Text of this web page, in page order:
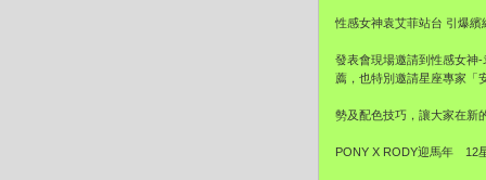
性感女神袁艾菲站台 引爆繽
發表會現場邀請到性感女神
薦，也特別邀請星座專家「
勢及配色技巧，讓大家在新
PONY X RODY迎馬年 12